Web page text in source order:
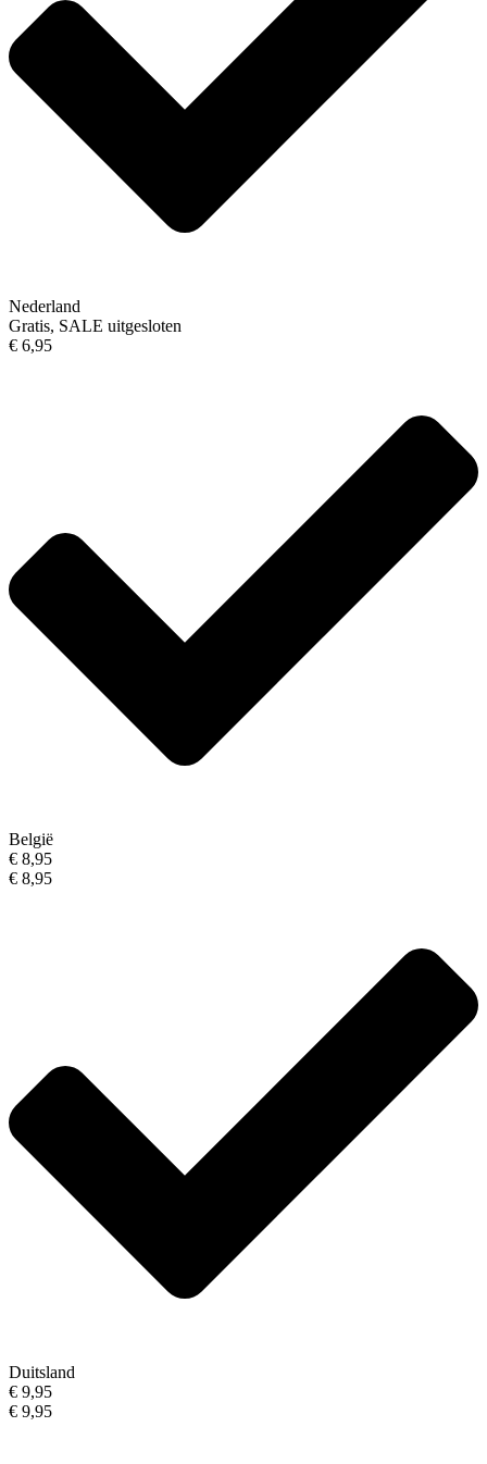
Nederland
Gratis, SALE uitgesloten
€ 6,95
België
€ 8,95
€ 8,95
Duitsland
€ 9,95
€ 9,95